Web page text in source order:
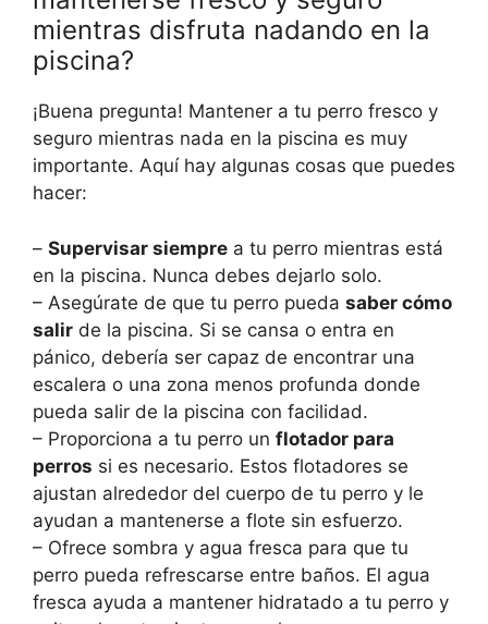
mientras disfruta nadando en la
piscina?
¡Buena pregunta! Mantener a tu perro fresco y
seguro mientras nada en la piscina es muy
importante. Aquí hay algunas cosas que puedes
hacer:
– Supervisar siempre a tu perro mientras está
en la piscina. Nunca debes dejarlo solo.
– Asegúrate de que tu perro pueda saber cómo
salir de la piscina. Si se cansa o entra en
pánico, debería ser capaz de encontrar una
escalera o una zona menos profunda donde
pueda salir de la piscina con facilidad.
– Proporciona a tu perro un flotador para
perros si es necesario. Estos flotadores se
ajustan alrededor del cuerpo de tu perro y le
ayudan a mantenerse a flote sin esfuerzo.
– Ofrece sombra y agua fresca para que tu
perro pueda refrescarse entre baños. El agua
fresca ayuda a mantener hidratado a tu perro y